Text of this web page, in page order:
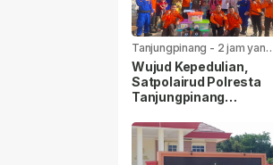
Tanjungpinang - 2 jam yang
lalu
Wujud Kepedulian,
Satpolairud Polresta
Tanjungpinang
Korban Laka Laut